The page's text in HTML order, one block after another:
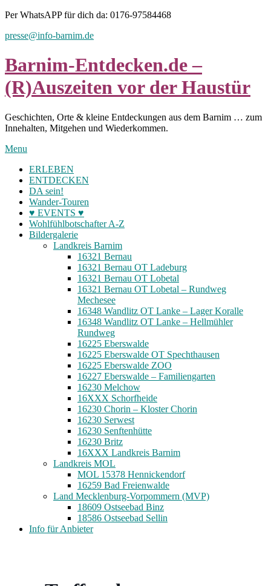
Skip
content
Per WhatsAPP für dich da: 0176-97584468
presse@info-barnim.de
Barnim-Entdecken.de –
(R)Auszeiten vor der Haustür
Geschichten, Orte & kleine Entdeckungen aus dem Barnim … zum
Innehalten, Mitgehen und Wiederkommen.
Menu
ERLEBEN
ENTDECKEN
DA sein!
Wander-Touren
♥ EVENTS ♥
Wohlfühlbotschafter A-Z
Bildergalerie
Landkreis Barnim
16321 Bernau
16321 Bernau OT Ladeburg
16321 Bernau OT Lobetal
16321 Bernau OT Lobetal – Rundweg
Mechesee
16348 Wandlitz OT Lanke – Lager Koralle
16348 Wandlitz OT Lanke – Hellmühler
Rundweg
16225 Eberswalde
16225 Eberswalde OT Spechthausen
16225 Eberswalde ZOO
16227 Eberswalde – Familiengarten
16230 Melchow
16XXX Schorfheide
16230 Chorin – Kloster Chorin
16230 Serwest
16230 Senftenhütte
16230 Britz
16XXX Landkreis Barnim
Landkreis MOL
MOL 15378 Hennickendorf
16259 Bad Freienwalde
Land Mecklenburg-Vorpommern (MVP)
18609 Ostseebad Binz
18586 Ostseebad Sellin
Info für Anbieter